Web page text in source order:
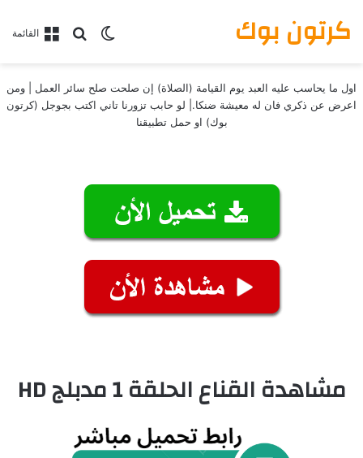
القائمةبحث عن
الوضع المظلم كرتون بوك
اول ما يحاسب عليه العبد يوم القيامة (الصلاة) إن صلحت صلح سائر العمل | ومن
اعرض عن ذكري فان له معيشة ضنكا.| لو حابب تزورنا تاني اكتب بجوجل (كرتون
بوك) او حمل تطبيقنا
مشاهدة القناع الحلقة 1 مدبلج HD